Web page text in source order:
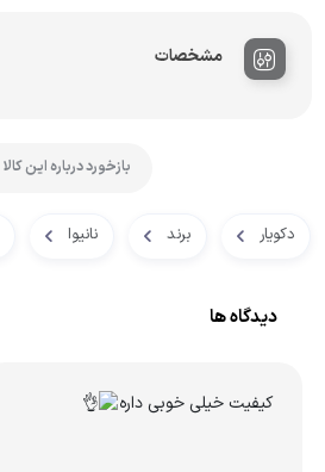
مشخصات
بازخورد درباره این کالا
دکویار برند نانیوا
دیدگاه ها
کیفیت خیلی خوبی داره